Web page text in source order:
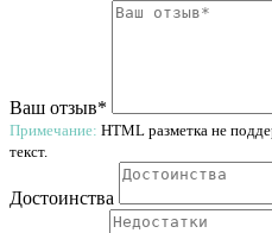
Ваш отзыв*
Примечание: HTML разметка не
текст.
Достоинства